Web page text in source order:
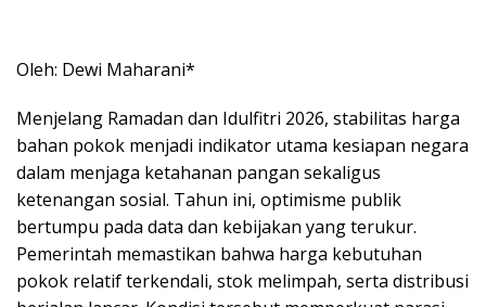
Oleh: Dewi Maharani*
Menjelang Ramadan dan Idulfitri 2026, stabilitas harga
bahan pokok menjadi indikator utama kesiapan negara
dalam menjaga ketahanan pangan sekaligus
ketenangan sosial. Tahun ini, optimisme publik
bertumpu pada data dan kebijakan yang terukur.
Pemerintah memastikan bahwa harga kebutuhan
pokok relatif terkendali, stok melimpah, serta distribusi